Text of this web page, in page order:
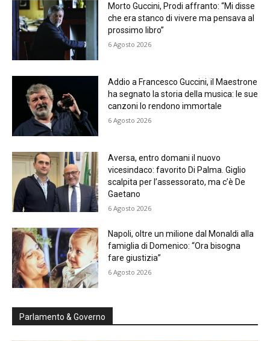
Morto Guccini, Prodi affranto: “Mi disse
che era stanco di vivere ma pensava al
prossimo libro”
6 Agosto 2026
Addio a Francesco Guccini, il Maestrone
ha segnato la storia della musica: le sue
canzoni lo rendono immortale
6 Agosto 2026
Aversa, entro domani il nuovo
vicesindaco: favorito Di Palma. Giglio
scalpita per l’assessorato, ma c’è De
Gaetano
6 Agosto 2026
Napoli, oltre un milione dal Monaldi alla
famiglia di Domenico: “Ora bisogna
fare giustizia”
6 Agosto 2026
Parlamento & Governo